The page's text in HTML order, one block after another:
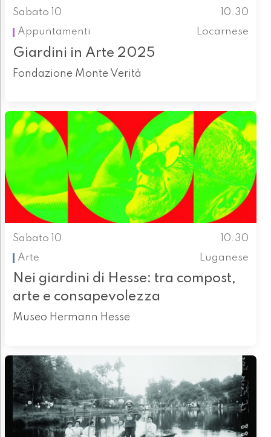
Sabato 10
10.30
Appuntamenti
Locarnese
Giardini in Arte 2025
Fondazione Monte Verità
Sabato 10
10.30
Arte
Luganese
Nei giardini di Hesse: tra compost,
arte e consapevolezza
Museo Hermann Hesse